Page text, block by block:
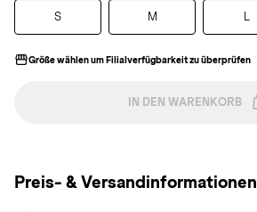
S M L
Größe wählen um Filialverfügbarkeit zu überprüfen
IN DEN WARENKORB
Preis- & Versandinformationen